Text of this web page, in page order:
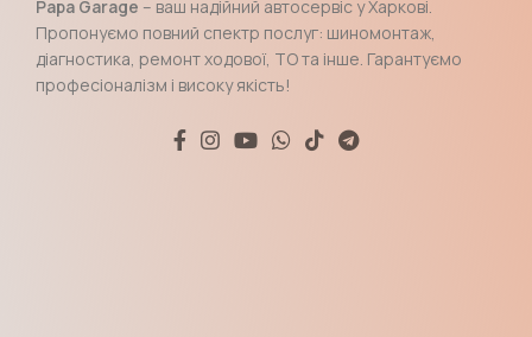
Papa Garage – ваш надійний автосервіс у Харкові.
Пропонуємо повний спектр послуг: шиномонтаж,
діагностика, ремонт ходової, ТО та інше. Гарантуємо
професіоналізм і високу якість!